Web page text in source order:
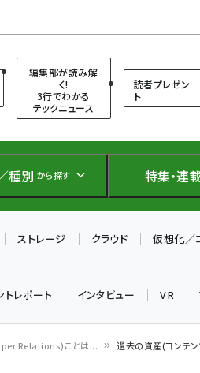
編集部が読み解
く!
3行でわかる
テックニュース
読者プレゼン
ト
種別 から探す 特集・連
ストレージ クラウド 仮想化／
トレポート インタビュー VR
Relations)ことは... 過去の資産(コンテ